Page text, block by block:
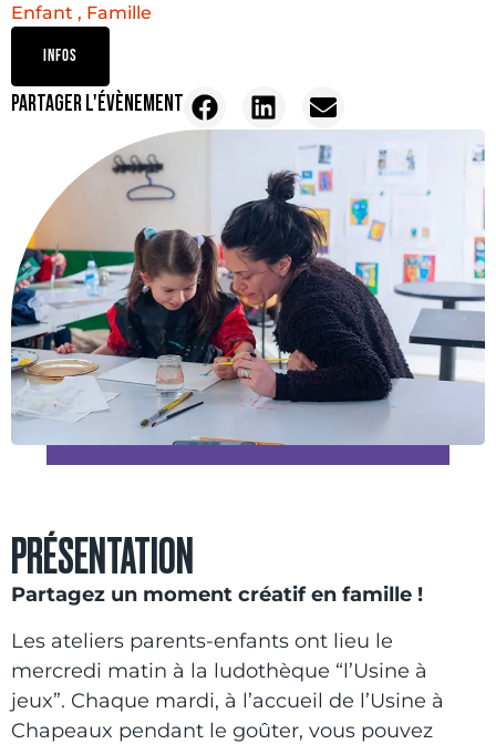
Enfant , Famille
INFOS
PARTAGER L'ÉVÈNEMENT
PRÉSENTATION
Partagez un moment créatif en famille !
Les ateliers parents-enfants ont lieu le
mercredi matin à la ludothèque “l’Usine à
jeux”. Chaque mardi, à l’accueil de l’Usine à
Chapeaux pendant le goûter, vous pouvez